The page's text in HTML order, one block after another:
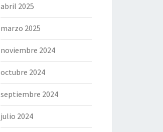
abril 2025
marzo 2025
noviembre 2024
octubre 2024
septiembre 2024
julio 2024